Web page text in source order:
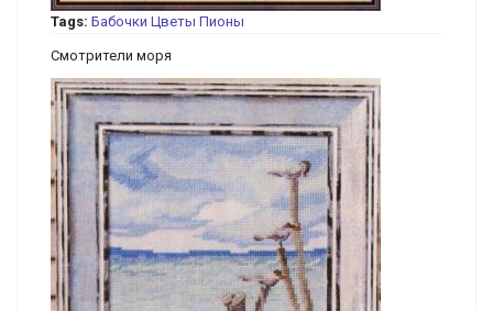
Tags: Бабочки Цветы Пионы
Смотрители моря